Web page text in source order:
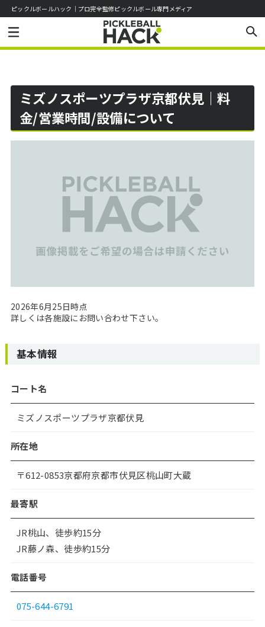
ピックルボールハック｜プロ完全監修ピックルボール専門メディア
ミズノスポーツプラザ京都伏見｜料
金/営業時間/設備について
2026年6月25日時点
詳しくは各施設にお問い合わせ下さい。
基本情報
コート名
ミズノスポーツプラザ京都伏見
所在地
〒612-0853京都府京都市伏見区桃山町大蔵
最寄駅
JR桃山、徒歩約15分
JR藤ノ森、徒歩約15分
電話番号
075-644-6791